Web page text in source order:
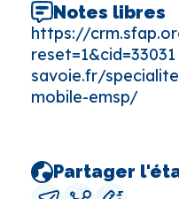
Notes libres
https://
savoie.fr/
mobile-emsp/
Partager